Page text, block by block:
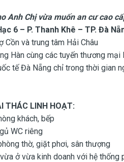
Anh Chị vừa muốn an cư cao
6 – P. Thanh Khê – TP. Đà
Cồn và trung tâm Hải Châu
Hàn cùng các tuyến thương mại
tế Đà Nẵng chỉ trong thời gian
THÁC LINH HOẠT:
khách, bếp
WC riêng
thờ, giặt phơi, sân thượng
ở vừa kinh doanh với hệ